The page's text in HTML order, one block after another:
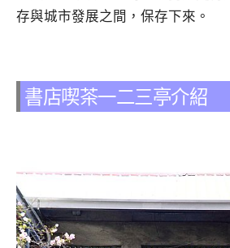
存與城市發展之間，保存下來。
書店喫茶一二三亭介紹